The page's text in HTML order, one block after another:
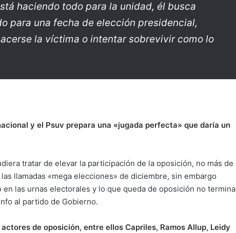
haciendo todo para la unidad, él busca
para una fecha de elección presidencial,
la víctima o intentar sobrevivir como lo
y el Psuv prepara una «jugada perfecta» que daría un
tratar de elevar la participación de la oposición, no más de
llamadas «mega elecciones» de diciembre, sin embargo
las urnas electorales y lo que queda de oposición no termina
al partido de Gobierno.
de oposición, entre ellos Capriles, Ramos Allup, Leidy